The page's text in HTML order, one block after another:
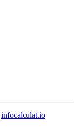
infocalculat.io